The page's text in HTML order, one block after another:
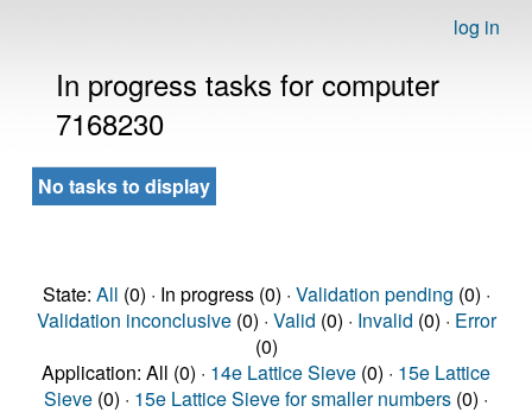
log in
In progress tasks for computer
7168230
No tasks to display
State: All (0) · In progress (0) · Validation pending (0) ·
Validation inconclusive(0) · Valid (0) · Invalid (0) · Error
(0)
Application: All (0) · 14e Lattice Sieve (0) · 15e Lattice
Sieve (0) · 15e Lattice Sieve for smaller numbers (0) ·